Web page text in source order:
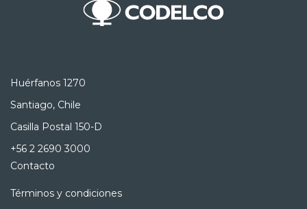
Huérfanos 1270
Santiago, Chile
Casilla Postal 150-D
+56 2 2690 3000
Contacto
Términos y condiciones